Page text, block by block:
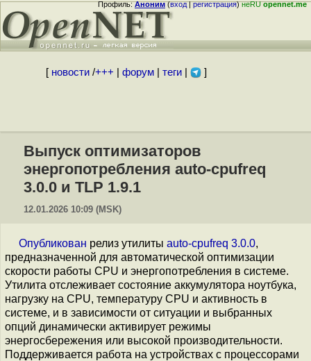
Профиль:Аноним(вход|регистрация)неRUopennet.me
[ новости/+++ форум| теги| ]
Выпуск оптимизаторов
энергопотребления auto-cpufreq
3.0.0 и TLP 1.9.1
12.01.2026 10:09 (MSK)
Опубликован релиз утилиты auto-cpufreq 3.0.0,
предназначенной для автоматической оптимизации
скорости работы CPU и энергопотребления в системе.
Утилита отслеживает состояние аккумулятора ноутбука,
нагрузку на CPU, температуру CPU и активность в
системе, и в зависимости от ситуации и выбранных
опций динамически активирует режимы
энергосбережения или высокой производительности.
Поддерживается работа на устройствах с процессорами